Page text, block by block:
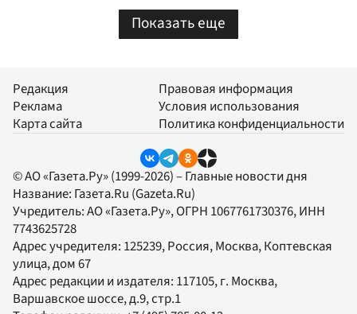
Показать еще
Редакция
Реклама
Карта сайта
Правовая информация
Условия использования
Политика конфиденциальности
© АО «Газета.Ру» (1999-2026) – Главные новости дня
Название: Газета.Ru (Gazeta.Ru)
Учредитель:АО «Газета.Ру», ОГРН 1067761730376, ИНН
7743625728
Адрес учредителя: 125239, Россия, Москва, Коптевская
улица, дом 67
Адрес редакции и издателя: 117105, г. Москва,
Варшавское шоссе, д.9, стр.1